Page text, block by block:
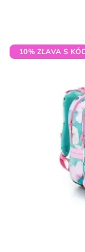
10% ZĽAVA S